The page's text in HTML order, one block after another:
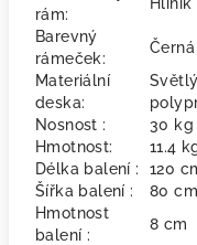
rám:
Barevný
rámeček:
Černá
Materiální
deska:
Nosnost :
30 kg
Hmotnost:
11.4
Délka balení :
120
Šířka balení :
80 cm
Hmotnost
balení :
8 cm